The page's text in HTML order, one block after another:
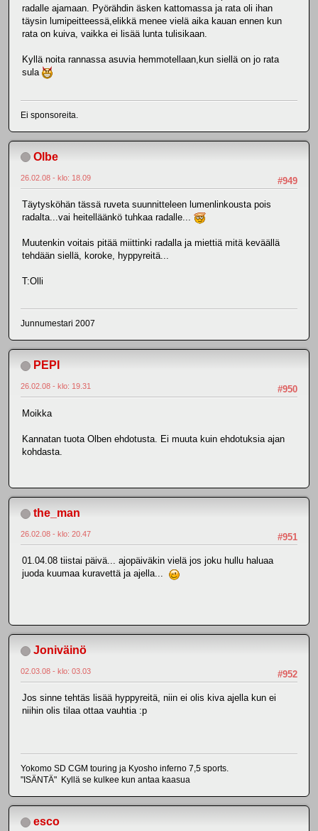
radalle ajamaan. Pyörähdin äsken kattomassa ja rata oli ihan
täysin lumipeitteessä,elikkä menee vielä aika kauan ennen kun
rata on kuiva, vaikka ei lisää lunta tulisikaan.
Kyllä noita rannassa asuvia hemmotellaan,kun siellä on jo rata
sula
Ei sponsoreita.
Olbe
#949
26.02.08 - klo: 18.09
Täytysköhän tässä ruveta suunnitteleen lumenlinkousta pois
radalta...vai heitelläänkö tuhkaa radalle...
Muutenkin voitais pitää miittinki radalla ja miettiä mitä keväällä
tehdään siellä, koroke, hyppyreitä...
T:Olli
Junnumestari 2007
PEPI
#950
26.02.08 - klo: 19.31
Moikka
Kannatan tuota Olben ehdotusta. Ei muuta kuin ehdotuksia ajan
kohdasta.
the_man
#951
26.02.08 - klo: 20.47
01.04.08 tiistai päivä... ajopäiväkin vielä jos joku hullu haluaa
juoda kuumaa kuravettä ja ajella...
Joniväinö
#952
02.03.08 - klo: 03.03
Jos sinne tehtäs lisää hyppyreitä, niin ei olis kiva ajella kun ei
niihin olis tilaa ottaa vauhtia :p
Yokomo SD CGM touring ja Kyosho inferno 7,5 sports.
"ISÄNTÄ" Kyllä se kulkee kun antaa kaasua
esco